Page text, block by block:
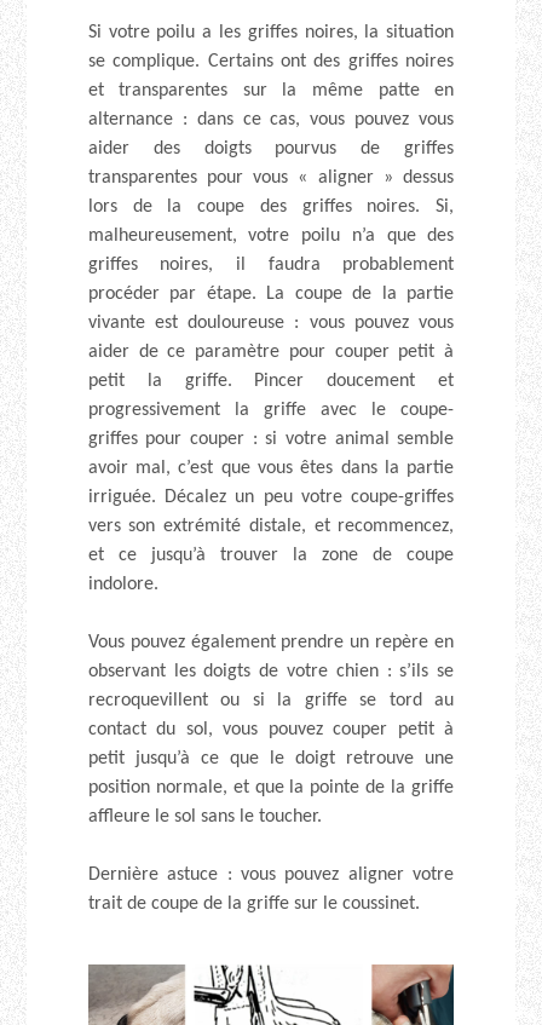
Si votre poilu a les griffes noires, la situation
se complique. Certains ont des griffes noires
et transparentes sur la même patte en
alternance : dans ce cas, vous pouvez vous
aider des doigts pourvus de griffes
transparentes pour vous « aligner » dessus
lors de la coupe des griffes noires. Si,
malheureusement, votre poilu n’a que des
griffes noires, il faudra probablement
procéder par étape. La coupe de la partie
vivante est douloureuse : vous pouvez vous
aider de ce paramètre pour couper petit à
petit la griffe. Pincer doucement et
progressivement la griffe avec le coupe-
griffes pour couper : si votre animal semble
avoir mal, c’est que vous êtes dans la partie
irriguée. Décalez un peu votre coupe-griffes
vers son extrémité distale, et recommencez,
et ce jusqu’à trouver la zone de coupe
indolore.
Vous pouvez également prendre un repère en
observant les doigts de votre chien : s’ils se
recroquevillent ou si la griffe se tord au
contact du sol, vous pouvez couper petit à
petit jusqu’à ce que le doigt retrouve une
position normale, et que la pointe de la griffe
affleure le sol sans le toucher.
Dernière astuce : vous pouvez aligner votre
trait de coupe de la griffe sur le coussinet.